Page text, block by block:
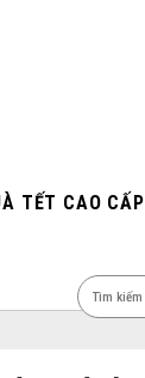
TẾT CAO CẤP